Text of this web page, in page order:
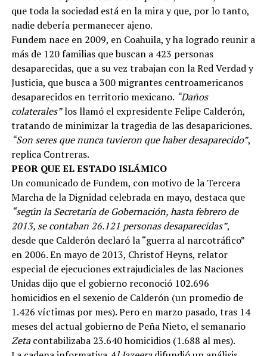
que toda la sociedad está en la mira y que, por lo tanto,
nadie debería permanecer ajeno.
Fundem nace en 2009, en Coahuila, y ha logrado reunir a
más de 120 familias que buscan a 423 personas
desaparecidas, que a su vez trabajan con la Red Verdad y
Justicia, que busca a 300 migrantes centroamericanos
desaparecidos en territorio mexicano. “Daños
colaterales”los llamó el expresidente Felipe Calderón,
tratando de minimizar la tragedia de las desapariciones.
“Son seres que nunca tuvieron que haber desaparecido”,
replica Contreras.
PEOR QUE EL ESTADO ISLÁMICO
Un comunicado de Fundem, con motivo de la Tercera
Marcha de la Dignidad celebrada en mayo, destaca que
“según la Secretaría de Gobernación, hasta febrero de
2013, se contaban 26.121 personas desaparecidas”,
desde que Calderón declaró la “guerra al narcotráfico”
en 2006. En mayo de 2013, Christof Heyns, relator
especial de ejecuciones extrajudiciales de las Naciones
Unidas dijo que el gobierno reconoció 102.696
homicidios en el sexenio de Calderón (un promedio de
1.426 víctimas por mes). Pero en marzo pasado, tras 14
meses del actual gobierno de Peña Nieto, el semanario
Zetacontabilizaba 23.640 homicidios (1.688 al mes).